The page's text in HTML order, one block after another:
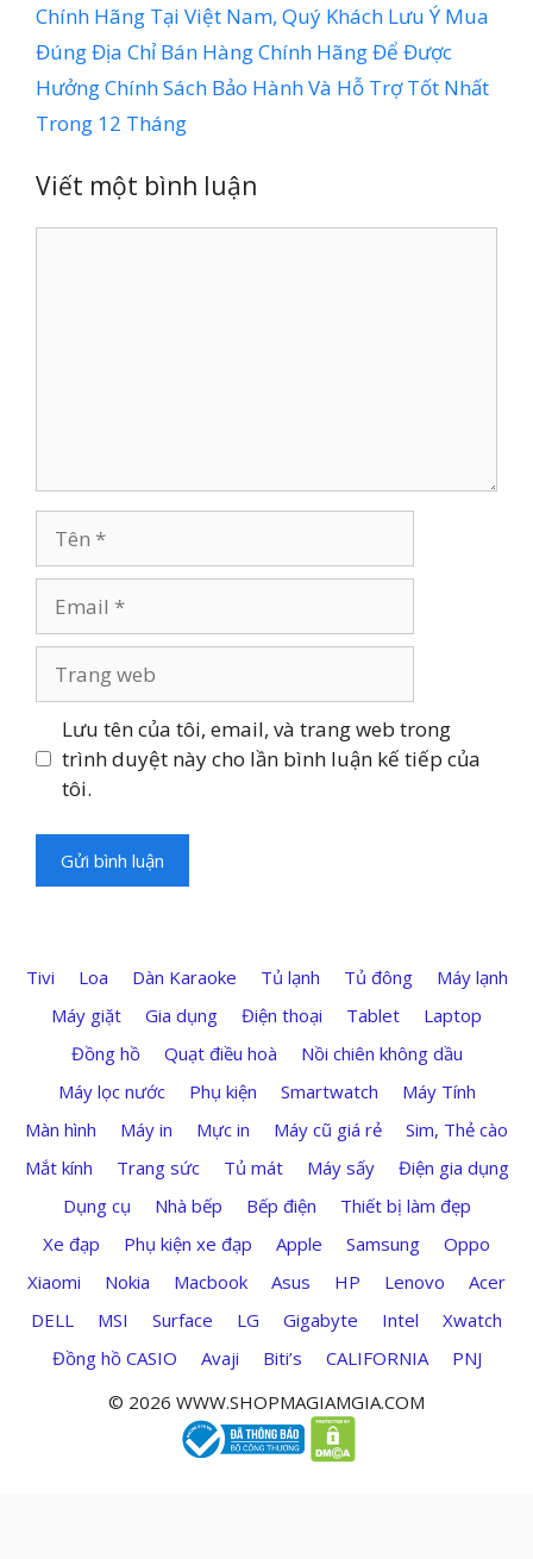
Chính Hãng Tại Việt Nam, Quý Khách Lưu Ý Mua
Đúng Địa Chỉ Bán Hàng Chính Hãng Để Được
Hưởng Chính Sách Bảo Hành Và Hỗ Trợ Tốt Nhất
Trong 12 Tháng
Viết một bình luận
web
Lưu tên của tôi, email, và trang web trong
trình duyệt này cho lần bình luận kế tiếp của
tôi.
Tivi Loa Dàn Karaoke Tủ lạnh Tủ đông
Máy lạnh
Máy giặt
Gia dụng Điện thoại Tablet
Laptop
Đồng hồ
Quạt điều hoà
Nồi chiên không dầu
Máy lọc nước
Phụ kiện Smartwatch
Máy Tính
Màn hình
Máy in Mực in Máy cũ giá rẻ
Sim, Thẻ cào
Mắt kính
Trang sức Tủ mát Máy sấy
Điện gia dụng
Dụng cụ
Nhà bếp Bếp điện
Thiết bị làm đẹp
Xe đạp
Phụ kiện xe đạp Apple Samsung
Oppo
Xiaomi
Nokia Macbook Asus HP Lenovo
Acer
DELL
MSI Surface LG Gigabyte Intel
Xwatch
Đồng hồ CASIO
Avaji Biti’s CALIFORNIA
PNJ
© 2026 WWW.SHOPMAGIAMGIA.COM